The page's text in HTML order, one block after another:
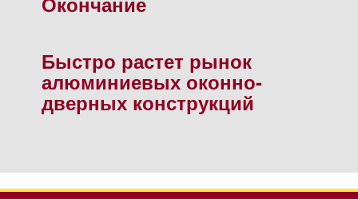
Быстро растет рынок
алюминиевых оконно-
дверных конструкций